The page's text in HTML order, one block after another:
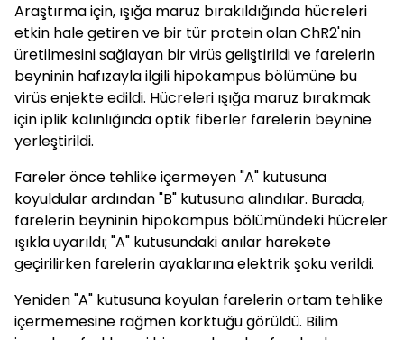
Araştırma için, ışığa maruz bırakıldığında hücreleri
etkin hale getiren ve bir tür protein olan ChR2'nin
üretilmesini sağlayan bir virüs geliştirildi ve farelerin
beyninin hafızayla ilgili hipokampus bölümüne bu
virüs enjekte edildi. Hücreleri ışığa maruz bırakmak
için iplik kalınlığında optik fiberler farelerin beynine
yerleştirildi.
Fareler önce tehlike içermeyen "A" kutusuna
koyuldular ardından "B" kutusuna alındılar. Burada,
farelerin beyninin hipokampus bölümündeki hücreler
ışıkla uyarıldı; "A" kutusundaki anılar harekete
geçirilirken farelerin ayaklarına elektrik şoku verildi.
Yeniden "A" kutusuna koyulan farelerin ortam tehlike
içermemesine rağmen korktuğu görüldü. Bilim